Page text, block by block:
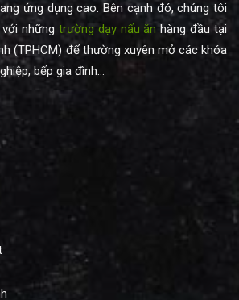
ứng dụng cao. Bên cạnh đó, chúng tôi
những trường dạy nấu ăn hàng đầu tại
(TPHCM) để thường xuyên mở các khóa
bếp gia đình...